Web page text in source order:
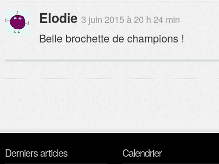
Elodie 3 juin 2015 à 20 h 24 min
Belle brochette de champions !
Derniers articles Calendrier